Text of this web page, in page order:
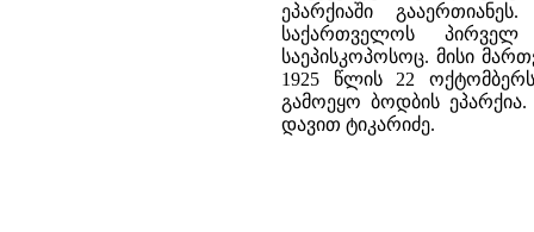
ეპარქიაში
საქართველოს
საეპისკოპოსოც. მისი
1925 წლის 22
გამოეყო ბოდბის
დავით ტიკარიძე.